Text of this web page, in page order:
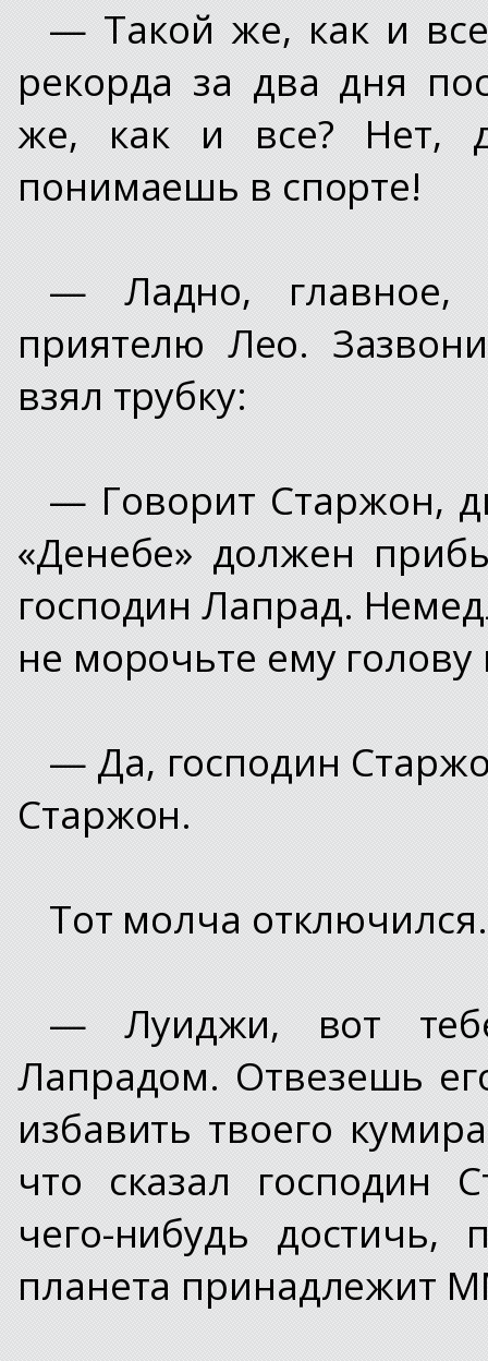
— Такой же, как и
рекорда за два дня
же, как и все? Нет,
понимаешь в спорте!
— Ладно, главное,
приятелю Лео.
взял трубку:
— Говорит Старжон,
«Денебе» должен
господин Лапрад.
не морочьте ему
— Да, господин
Старжон.
Тот молча отключился.
— Луиджи, вот
Лапрадом. Отвезешь
избавить твоего
что сказал господин
чего-нибудь
планета принадлежит